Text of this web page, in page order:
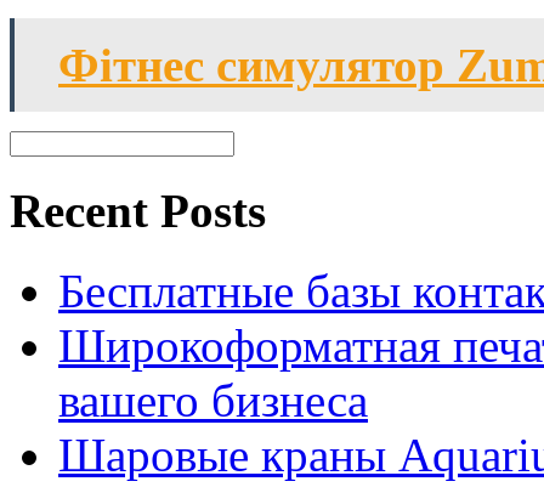
Фітнес симулятор
Recent Posts
Бесплатные базы
Широкоформатная
вашего бизнеса
Шаровые краны